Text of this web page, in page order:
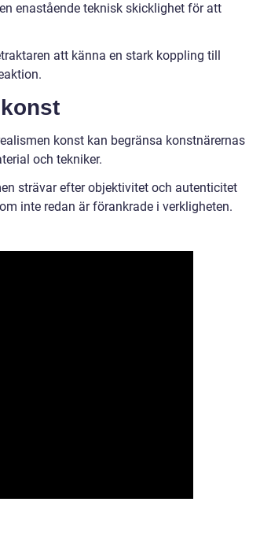
enastående teknisk skicklighet för att
att känna en stark koppling till
konst kan begränsa konstnärernas
och tekniker.
strävar efter objektivitet och autenticitet
inte redan är förankrade i verkligheten.